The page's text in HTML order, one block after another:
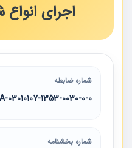
اجرای
شماره ضابطه
03010107-1353-0030-0-0-FA
شماره بخشنامه